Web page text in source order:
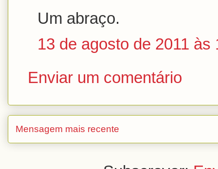
Um abraço.
13 de agosto de 2011 às
Enviar um comentário
Mensagem mais recente